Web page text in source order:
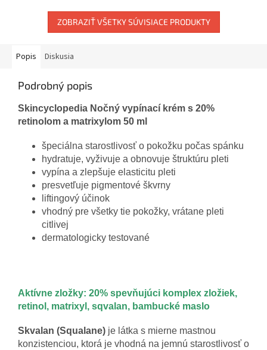
ZOBRAZIŤ VŠETKY SÚVISIACE PRODUKTY
Popis Diskusia
Podrobný popis
Skincyclopedia Nočný vypínací krém s 20%
retinolom a matrixylom 50 ml
špeciálna starostlivosť o pokožku počas spánku
hydratuje, vyživuje a obnovuje štruktúru pleti
vypína a zlepšuje elasticitu pleti
presvetľuje pigmentové škvrny
liftingový účinok
vhodný pre všetky tie pokožky, vrátane pleti
citlivej
dermatologicky testované
Aktívne zložky: 20% spevňujúci komplex zložiek,
retinol, matrixyl, sqvalan, bambucké maslo
Skvalan (Squalane) je látka s mierne mastnou
konzistenciou, ktorá je vhodná na jemnú starostlivosť o